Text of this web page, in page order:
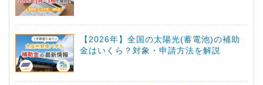
【2026年】全国の太陽光(蓄電池)の補助
金はいくら？対象・申請方法を解説